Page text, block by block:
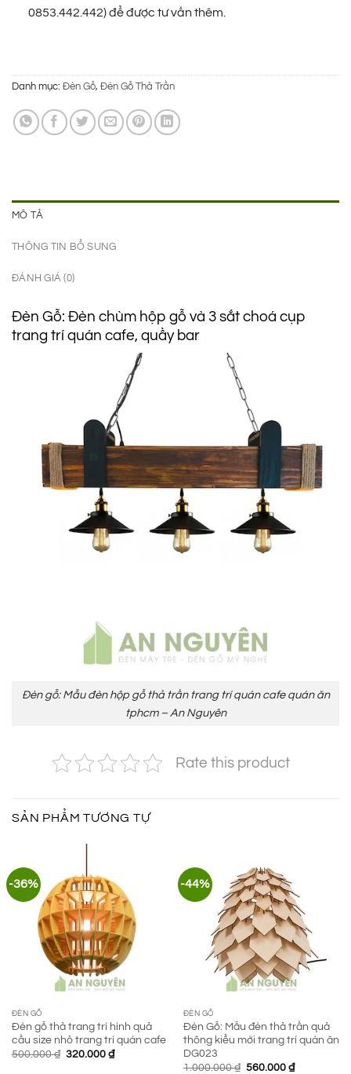
0853.442.442) để được tư vấn thêm.
Danh mục: Đèn Gỗ, Đèn Gỗ Thả Trần
MÔ TẢ
THÔNG TIN BỔ SUNG
ĐÁNH GIÁ (0)
Đèn Gỗ: Đèn chùm hộp gỗ và 3 sắt choá cụp
trang trí quán cafe, quầy bar
Đèn gỗ: Mẫu đèn hộp gỗ thả trần trang trí quán cafe quán ăn
tphcm – An Nguyên
Rate this product
SẢN PHẨM TƯƠNG TỰ
-36%
ĐÈN GỖ
Đèn gỗ thả trang trí hình quả
cầu size nhỏ trang trí quán cafe
500.000₫ Giá
320.000 ₫Giá
-44%
ĐÈN GỖ
Đèn Gỗ: Mẫu đèn thả trần quả
thông kiểu mới trang trí quán ăn
DG023
1.000.000₫ Giá
560.000 ₫Giá